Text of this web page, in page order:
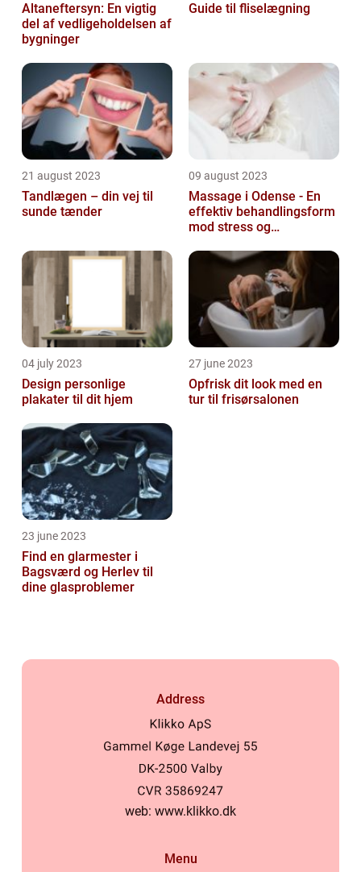
Altaneftersyn: En vigtig
del af vedligeholdelsen af
bygninger
Guide til fliselægning
21 august 2023
Tandlægen – din vej til
sunde tænder
09 august 2023
Massage i Odense - En
effektiv behandlingsform
mod stress og
04 july 2023
Design personlige
plakater til dit hjem
27 june 2023
Opfrisk dit look med en
tur til frisørsalonen
23 june 2023
Find en glarmester i
Bagsværd og Herlev til
dine glasproblemer
Address
web: www.klikko.dk
Menu